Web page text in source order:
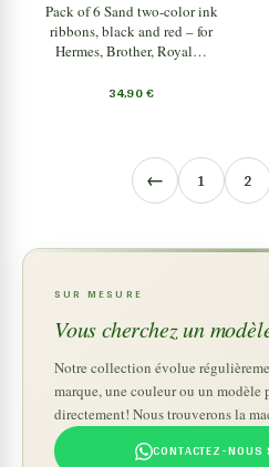
Pack of 6 Sand two-color ink
ribbons, black and red – for
Hermes, Brother, Royal…
34,90€
← 1 2
SUR MESURE
Vous cherchez un
Notre collection évolue
marque, une couleur ou un modèle
directement! Nous trouverons la
CONTACTEZ-NOUS